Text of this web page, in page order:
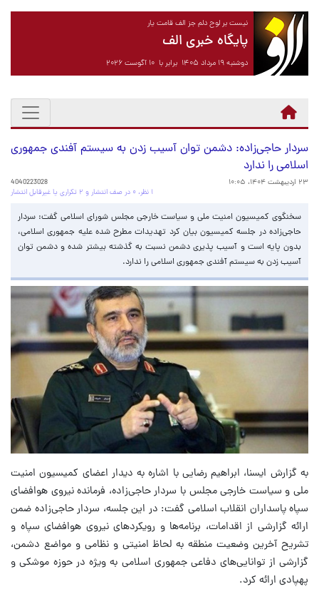
نیست بر لوح دلم جز الف قامت یار
پایگاه خبری الف
دوشنبه ۱۹ مرداد ۱۴۰۵ برابر با ۱۰ آگوست ۲۰۲۶
سردار حاجی‌زاده: دشمن توان آسیب زدن به سیستم آفندی جمهوری
اسلامی را ندارد
۲۳ اردیبهشت ۱۴۰۴، ۱۰:۰۵
4040223028
۱ نظر، ۰ در صف انتشار و ۲ تکراری یا غیرقابل انتشار
سخنگوی کمیسیون امنیت ملی و سیاست خارجی مجلس شورای اسلامی گفت: سردار
حاجی‌زاده در جلسه کمیسیون بیان کرد تهدیدات مطرح شده علیه جمهوری اسلامی،
بدون پایه است و آسیب پذیری دشمن نسبت به گذشته بیشتر شده و دشمن توان
آسیب زدن به سیستم آفندی جمهوری اسلامی را ندارد.
به گزارش ایسنا، ابراهیم رضایی با اشاره به دیدار اعضای کمیسیون امنیت
ملی و سیاست خارجی مجلس با سردار حاجی‌زاده، فرمانده نیروی هوافضای
سپاه پاسداران انقلاب اسلامی گفت: در این جلسه، سردار حاجی‌زاده ضمن
ارائه گزارشی از اقدامات، برنامه‌ها و رویکردهای نیروی هوافضای سپاه و
تشریح آخرین وضعیت منطقه به لحاظ امنیتی و نظامی و مواضع دشمن،
گزارشی از توانایی‌های دفاعی جمهوری اسلامی به ویژه در حوزه موشکی و
پهپادی ارائه کرد.